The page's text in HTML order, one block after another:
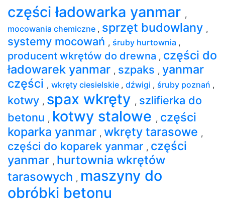
części ładowarka yanmar ,
mocowania chemiczne , sprzęt budowlany ,
systemy mocowań , śruby hurtownia ,
producent wkrętów do drewna , części do
ładowarek yanmar , szpaks , yanmar
części , wkręty ciesielskie , dźwigi , śruby poznań ,
kotwy , spax wkręty , szlifierka do
betonu‎ , kotwy stalowe , części
koparka yanmar , wkręty tarasowe ,
części do koparek yanmar , części
yanmar , hurtownia wkrętów
tarasowych , maszyny do
obróbki betonu